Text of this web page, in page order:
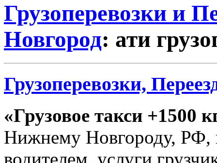
Грузоперевозки и
Новгород: ати
Грузоперевозки,
«Грузовое такси +1500
Нижнему Новгороду, РФ,